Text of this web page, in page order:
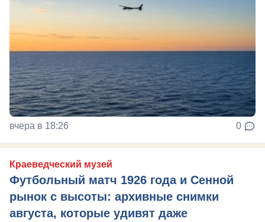
вчера в 18:26 0
Краеведческий музей
Футбольный матч 1926 года и Сенной
рынок с высоты: архивные снимки
августа, которые удивят даже